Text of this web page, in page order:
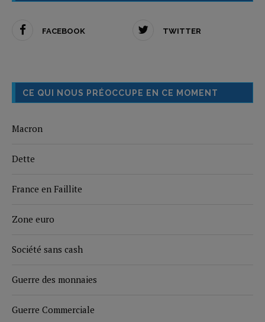
FACEBOOK TWITTER
CE QUI NOUS PRÉOCCUPE EN CE MOMENT
Macron
Dette
France en Faillite
Zone euro
Société sans cash
Guerre des monnaies
Guerre Commerciale